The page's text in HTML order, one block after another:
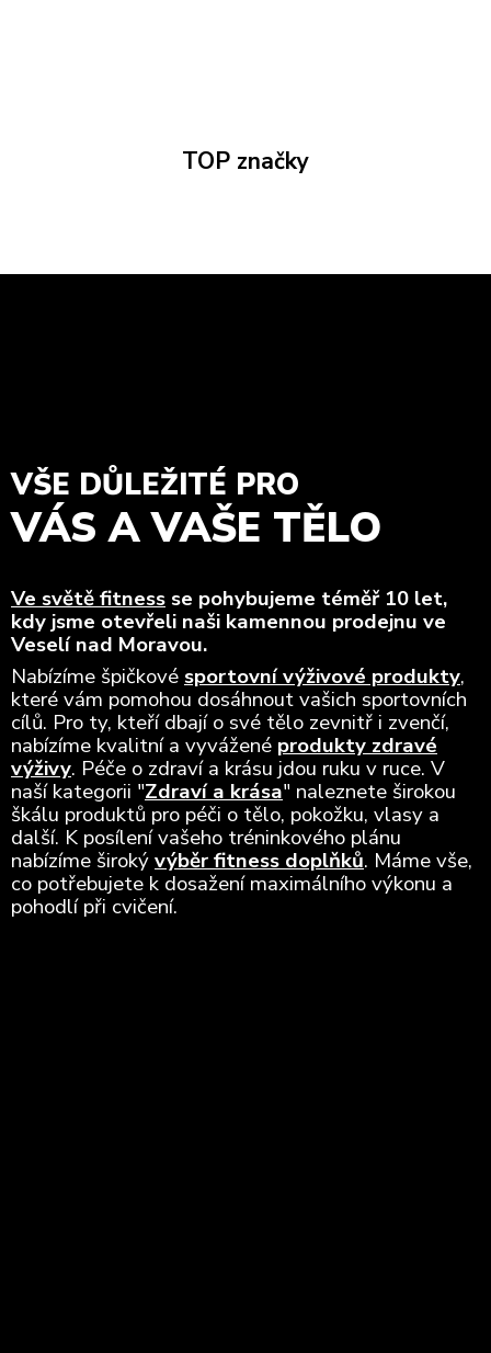
TOP značky
VŠE DŮLEŽITÉ PRO
VÁS A VAŠE TĚLO
Ve světě fitness se pohybujeme téměř 10 let,
kdy jsme otevřeli naši kamennou prodejnu ve
Veselí nad Moravou.
Nabízíme špičkovésportovní výživové produkty,
které vám pomohou dosáhnout vašich sportovních
cílů. Pro ty, kteří dbají o své tělo zevnitř i zvenčí,
nabízíme kvalitní a vyvážené produkty zdravé
výživy. Péče o zdraví a krásu jdou ruku v ruce. V
naší kategorii "Zdraví a krása" naleznete širokou
škálu produktů pro péči o tělo, pokožku, vlasy a
další. K posílení vašeho tréninkového plánu
nabízíme širokývýběr fitness doplňků. Máme vše,
co potřebujete k dosažení maximálního výkonu a
pohodlí při cvičení.